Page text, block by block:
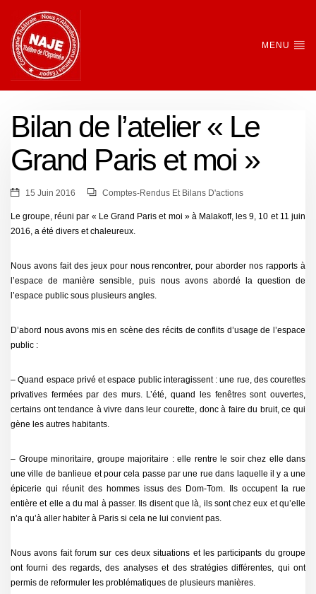
MENU
Bilan de l’atelier « Le
Grand Paris et moi »
15 Juin 2016 Comptes-Rendus Et Bilans D'actions
Le groupe, réuni par « Le Grand Paris et moi » à Malakoff, les 9, 10 et 11 juin
2016, a été divers et chaleureux.
Nous avons fait des jeux pour nous rencontrer, pour aborder nos rapports à
l’espace de manière sensible, puis nous avons abordé la question de
l’espace public sous plusieurs angles.
D’abord nous avons mis en scène des récits de conflits d’usage de l’espace
public :
– Quand espace privé et espace public interagissent : une rue, des courettes
privatives fermées par des murs. L’été, quand les fenêtres sont ouvertes,
certains ont tendance à vivre dans leur courette, donc à faire du bruit, ce qui
gène les autres habitants.
– Groupe minoritaire, groupe majoritaire : elle rentre le soir chez elle dans
une ville de banlieue et pour cela passe par une rue dans laquelle il y a une
épicerie qui réunit des hommes issus des Dom-Tom. Ils occupent la rue
entière et elle a du mal à passer. Ils disent que là, ils sont chez eux et qu’elle
n’a qu’à aller habiter à Paris si cela ne lui convient pas.
Nous avons fait forum sur ces deux situations et les participants du groupe
ont fourni des regards, des analyses et des stratégies différentes, qui ont
permis de reformuler les problématiques de plusieurs manières.